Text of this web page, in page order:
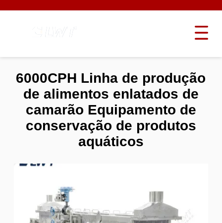
6000CPH Linha de produção
de alimentos enlatados de
camarão Equipamento de
conservação de produtos
aquáticos